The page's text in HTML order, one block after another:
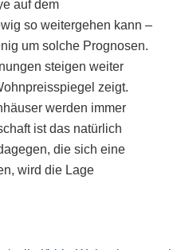
auf dem
so weitergehen kann –
um solche Prognosen.
steigen weiter
zeigt.
werden immer
ist das natürlich
die sich eine
wird die Lage